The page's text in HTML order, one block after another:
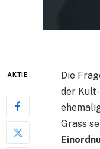
AKTIE Die
der
Grass